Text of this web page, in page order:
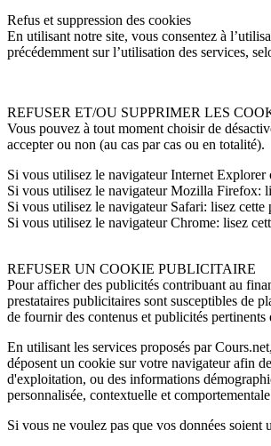
Refus et suppression des cookies
En utilisant notre site, vous consentez à
précédemment sur l’utilisation des services,
REFUSER ET/OU SUPPRIMER LES
Vous pouvez à tout moment choisir de
accepter ou non (au cas par cas ou en totalité).
Si vous utilisez le navigateur Internet Explorer
Si vous utilisez le navigateur Mozilla Firefox:
Si vous utilisez le navigateur Safari: lisez cette
Si vous utilisez le navigateur Chrome: lisez
REFUSER UN COOKIE PUBLICITAIRE
Pour afficher des publicités contribuant au
prestataires publicitaires sont susceptibles de
de fournir des contenus et publicités
En utilisant les services proposés par
déposent un cookie sur votre navigateur afin
d'exploitation, ou des informations
personnalisée, contextuelle et
Si vous ne voulez pas que vos données soient